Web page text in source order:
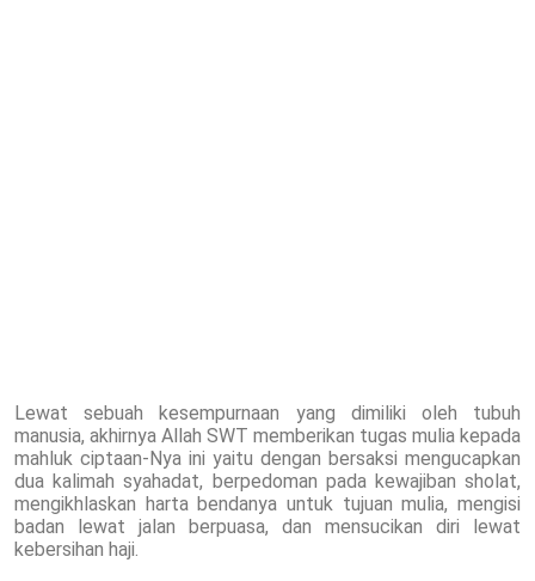
Lewat sebuah kesempurnaan yang dimiliki oleh tubuh
manusia, akhirnya Allah SWT memberikan tugas mulia kepada
mahluk ciptaan-Nya ini yaitu dengan bersaksi mengucapkan
dua kalimah syahadat, berpedoman pada kewajiban sholat,
mengikhlaskan harta bendanya untuk tujuan mulia, mengisi
badan lewat jalan berpuasa, dan mensucikan diri lewat
kebersihan haji.